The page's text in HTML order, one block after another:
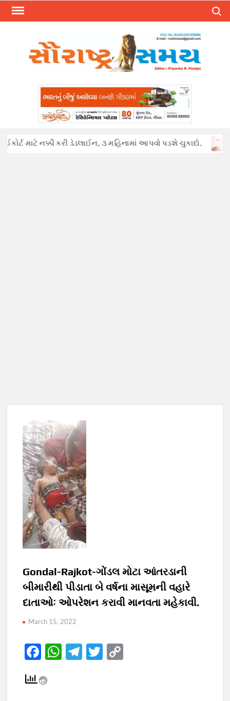
Skip
માટે નક્કી કરી ડેડલાઈન, ૩ મહિનામાં આપવો પડશે ચુકાદો.
Gondal-Rajkot-ગોંડલ મોટા આંતરડાની
બીમારીથી પીડાતા બે વર્ષના માસૂમની વહારે
દાતાઓઃ ઓપરેશન કરાવી માનવતા મહેકાવી.
March 15, 2022
F
e
W T
T